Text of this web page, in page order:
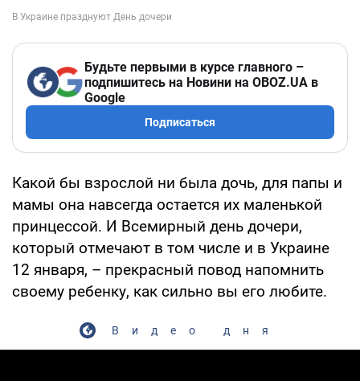
Будьте первыми в курсе главного –
подпишитесь на Новини на OBOZ.UA в
Google
Подписаться
Какой бы взрослой ни была дочь, для папы и
мамы она навсегда остается их маленькой
принцессой. И Всемирный день дочери,
который отмечают в том числе и в Украине
12 января, – прекрасный повод напомнить
своему ребенку, как сильно вы его любите.
Видео дня